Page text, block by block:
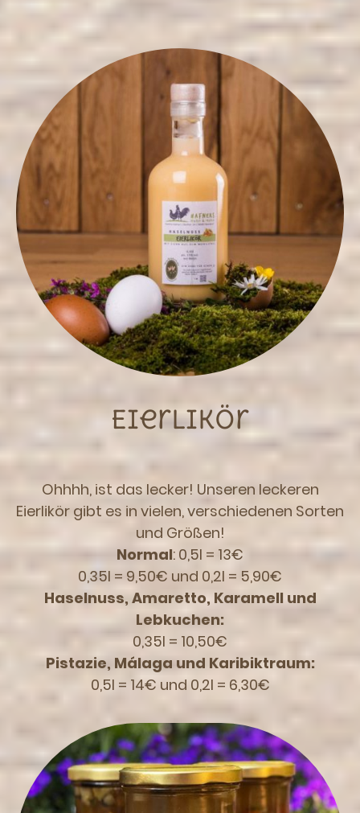
Eierlikör
Ohhhh, ist das lecker! Unseren leckeren
Eierlikör gibt es in vielen, verschiedenen Sorten
und Größen!
Normal: 0,5l = 13€
0,35l = 9,50€ und 0,2l = 5,90€
Haselnuss, Amaretto, Karamell und
Lebkuchen:
0,35l = 10,50€
Pistazie, Málaga und Karibiktraum:
0,5l = 14€ und 0,2l = 6,30€